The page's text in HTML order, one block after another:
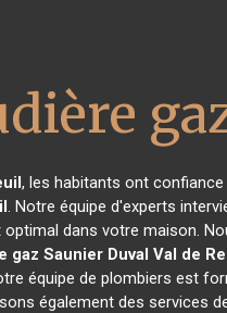
, les habitants ont
. Notre équipe d'experts
dans votre maison.
gaz Saunier Duval Val de
équipe de plombiers est
également des services